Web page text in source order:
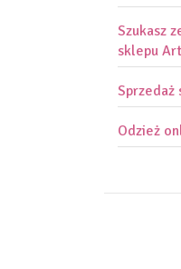
Szukasz
sklepu
Sprzedaż
Odzież